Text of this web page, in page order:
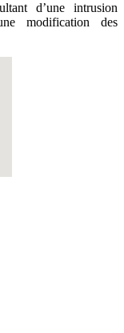
d’une intrusion
modification des